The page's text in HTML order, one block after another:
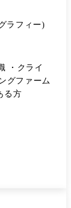
コミュニ
ラフィー)
・クライ
る方